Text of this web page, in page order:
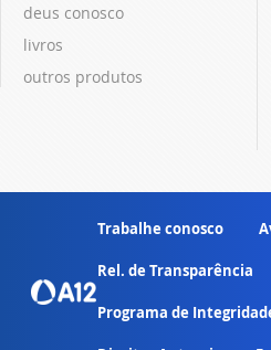
deus conosco
livros
outros produtos
Trabalhe conosco
Rel. de Transparência
Programa de